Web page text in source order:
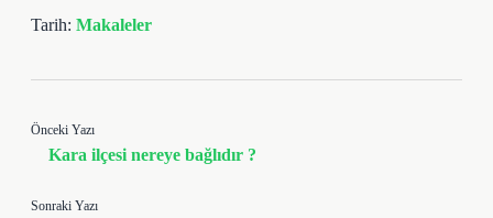
Tarih: Makaleler
Önceki Yazı
Kara ilçesi nereye bağlıdır ?
Sonraki Yazı